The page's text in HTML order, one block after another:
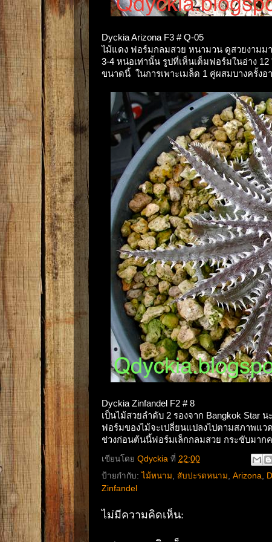
Dyckia Arizona F3 # Q-05
ไม้แดง ฟอร์มกลมสวย หนามวน ดูสวยงามม
3-4 หน่อเท่านั้น รูปที่เห็นเต็มฟอร์มในอ่าง
ขนาดนี้ ในการเพาะเมล็ด 1 คู่ผสมบางครั้ง
Dyckia Zinfandel F2 # 8
เป็นไม้สวยลำดับ 2 รองจาก Bangkok Star
ฟอร์มของไม้จะเปลี่ยนแปลงไปตามสภาพแ
ช่วงก่อนต้นนี้ฟอร์มเล็กกลมสวย กระชับมาก
เขียนโดย Qdyckia ที่ 22:00
ป้ายกำกับ: ไม้หนาม, สับปะรดหนาม, Arizona,
Zinfandel
ไม่มีความคิดเห็น: